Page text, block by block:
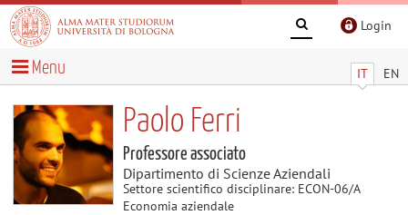
Login
IT EN
Menu
Paolo Ferri
Professore associato
Dipartimento di Scienze Aziendali
Settore scientifico disciplinare: ECON-06/A
Economia aziendale